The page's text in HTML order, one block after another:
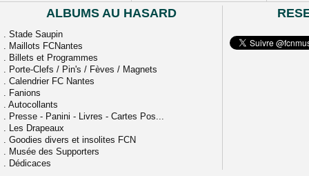
ALBUMS AU HASARD
. Stade Saupin
. Maillots FCNantes
. Billets et Programmes
. Porte-Clefs / Pin's / Fèves / Magnets
. Calendrier FC Nantes
. Fanions
. Autocollants
. Presse - Panini - Livres - Cartes Pos...
. Les Drapeaux
. Goodies divers et insolites FCN
. Musée des Supporters
. Dédicaces